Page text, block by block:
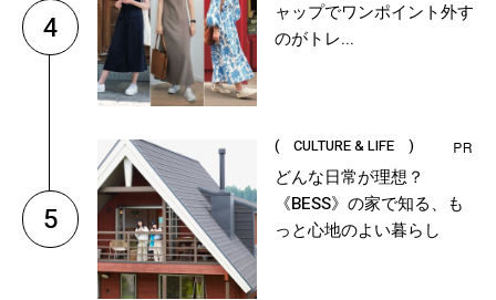
4
ャップでワンポイント外す
のがトレ...
5
( CULTURE & LIFE )
どんな日常が理想？
《BESS》の家で知る、も
っと心地のよい暮らし